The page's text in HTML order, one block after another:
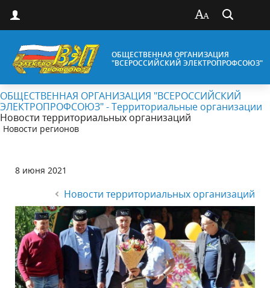
ОБЩЕСТВЕННАЯ ОРГАНИЗАЦИЯ
"ВСЕРОССИЙСКИЙ ЭЛЕКТРОПРОФСОЮЗ"
ОБЩЕСТВЕННАЯ ОРГАНИЗАЦИЯ "ВСЕРОССИЙСКИЙ
ЭЛЕКТРОПРОФСОЮЗ" - Территориальные организации
Новости территориальных организаций
Новости регионов
8 июня 2021
Новости территориальных организаций